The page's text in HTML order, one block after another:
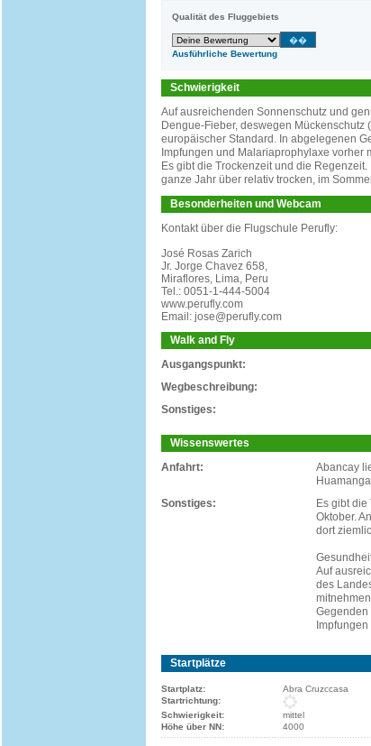
Qualität des Fluggebiets
Ausführliche Bewertung
Schwierigkeit
Auf ausreichenden Sonnenschutz und
Dengue-Fieber, deswegen
europäischer Standard. In abgelegenen
Impfungen und Malariaprophylaxe vorher
Es gibt die Trockenzeit und die
ganze Jahr über relativ trocken, im
Besonderheiten und Webcam
Kontakt über die Flugschule Perufly:
José Rosas Zarich
Jr. Jorge Chavez 658,
Miraflores, Lima, Peru
Tel.: 0051-1-444-5004
www.perufly.com
Email: jose@perufly.com
Walk and Fly
Ausgangspunkt:
Wegbeschreibung:
Sonstiges:
Wissenswertes
Anfahrt:
Abancay
Sonstiges:
Es gibt
Oktober.
dort
Auf
des
Gegenden
Startplätze
Startplatz:
Abra Cruzccasa
Startrichtung:
Schwierigkeit:
mittel
Höhe über NN:
4000